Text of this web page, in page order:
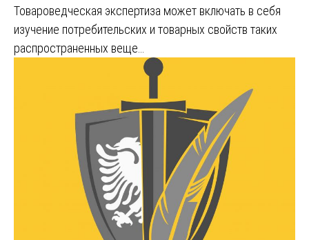
Товароведческая экспертиза может включать в себя
изучение потребительских и товарных свойств таких
распространенных веще…